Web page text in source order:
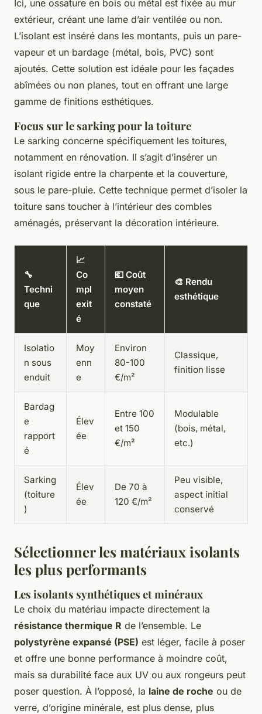
Ici, une ossature en bois ou métal est fixée au mur
extérieur, créant une lame d’air ventilée ou non.
L’isolant est inséré dans les montants, puis un pare-
vapeur et un bardage (métal, bois, PVC) sont
ajoutés. Cette solution est idéale pour les façades
abîmées ou non planes, tout en offrant une large
gamme de finitions esthétiques.
Focus sur le sarking pour la toiture
Le sarking concerne spécifiquement les toitures,
notamment en rénovation. Il s’agit d’insérer un
isolant rigide entre la charpente et la couverture,
sous le pare-pluie. Cette technique permet d’isoler la
toiture sans toucher à l’intérieur des combles
aménagés, préservant la décoration intérieure.
🔧
Techni
que
📈
Co
mpl
exit
é
💶 Coût
moyen
constaté
🎨 Rendu
esthétique
Isolatio
n sous
enduit
Moy
enn
e
Environ
80-100
€/m²
Classique,
finition lisse
Bardag
e
rapport
é
Élev
ée
Entre 100
et 150
€/m²
Modulable
(bois, métal,
etc.)
Sarking
(toiture
)
Élev
ée
De 70 à
120 €/m²
Peu visible,
aspect initial
conservé
Sélectionner les matériaux isolants
les plus performants
Les isolants synthétiques et minéraux
Le choix du matériau impacte directement la
résistance thermique R de l’ensemble. Le
polystyrène expansé (PSE) est léger, facile à poser
et offre une bonne performance à moindre coût,
mais sa durabilité face aux UV ou aux rongeurs peut
poser question. À l’opposé, la laine de roche ou de
verre, d’origine minérale, est plus dense, plus